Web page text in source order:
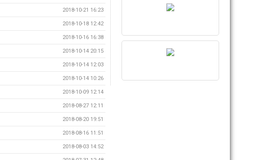
2018-10-21 16:23
2018-10-18 12:42
2018-10-16 16:38
2018-10-14 20:15
2018-10-14 12:03
2018-10-14 10:26
2018-10-09 12:14
2018-08-27 12:11
2018-08-20 19:51
2018-08-16 11:51
2018-08-03 14:52